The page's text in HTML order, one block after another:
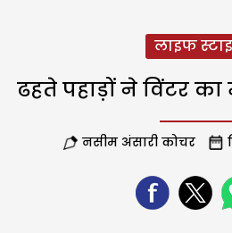
लाइफ
ढहते पहाड़ों ने विंटर
नसीम अंसारी कोचर